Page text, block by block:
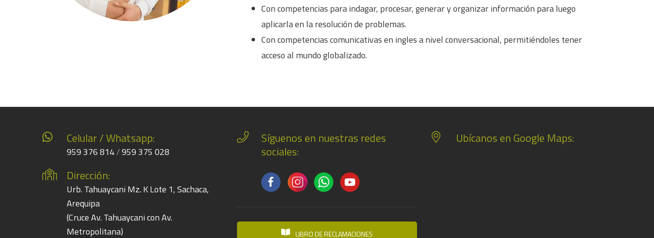
Con competencias para indagar, procesar, generar y organizar información para luego
aplicarla en la resolución de problemas.
Con competencias comunicativas en ingles a nivel conversacional, permitiéndoles tener
acceso al mundo globalizado.
Celular / Whatsapp:
959 376 814/959 375 028
Dirección:
Urb. Tahuaycani Mz. K Lote 1, Sachaca,
Arequipa
(Cruce Av. Tahuaycani con Av.
Metropolitana)
Síguenos en nuestras redes
sociales:
LIBRO DE RECLAMACIONES
Ubícanos en Google Maps: